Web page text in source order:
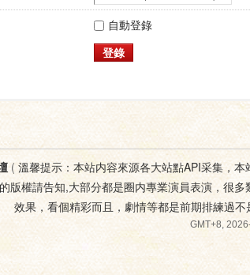
自動登錄
登錄
( 溫馨提示：本站内容來源各大站點API采集，
版權請告知,大部分都是圈内專業演員表演，很
效果，看個精彩而且，劇情等都是前期排練過
GMT+8,